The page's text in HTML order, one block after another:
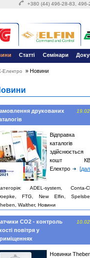
+380 (44) 496-28-83,
Статті Семінари
Електро » Новини
друкованих
Відправка
каталогів
здійснюється
кошт
Електро
ADEL-system, Conta-
FTG, New Elfin,
Walther, Новини
СО2 - контроль
повітря у
Новинки